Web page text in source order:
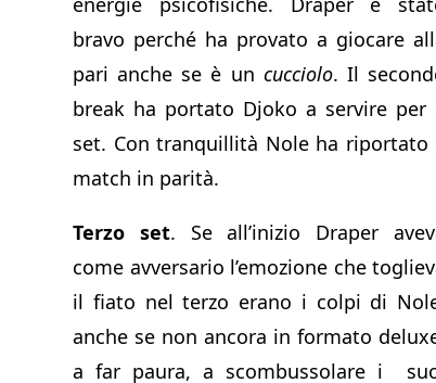
bravo perché ha provato a giocare
pari anche se è un cucciolo. Il
break ha portato Djoko a servire per
set. Con tranquillità Nole ha riportato
match in parità.
Terzo set. Se all’inizio Draper
come avversario l’emozione che
il fiato nel terzo erano i colpi di
anche se non ancora in formato
a far paura, a scombussolare i